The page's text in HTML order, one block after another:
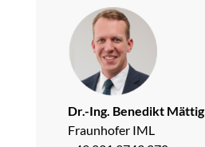
Dr.-Ing. Benedikt Mättig
Fraunhofer IML